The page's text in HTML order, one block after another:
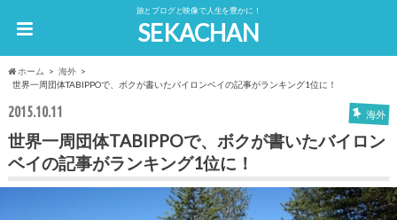
旅とブログと映像で人生を豊かに！
SEKACHAN
ホーム
海外
世界一周団体TABIPPOで、ボクが書いたバイロンベイの記事がランキング1位に！
2015.10.11 海外
世界一周団体TABIPPOで、ボクが書いたバイロン
ベイの記事がランキング1位に！